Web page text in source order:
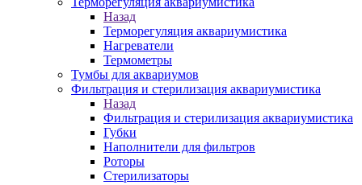
Назад
Терморегуляция аквариумистика
Нагреватели
Термометры
Тумбы для аквариумов
Фильтрация и стерилизация аквариумистика
Назад
Фильтрация и стерилизация аквариумистика
Губки
Наполнители для фильтров
Роторы
Стерилизаторы